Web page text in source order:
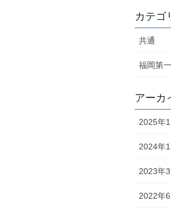
カテゴ
共通
福岡第
アーカ
2025年1
2024年1
2023年3
2022年6